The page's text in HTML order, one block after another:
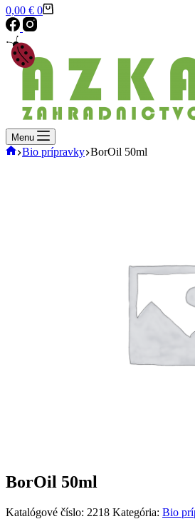
Shopping
cart
0,00 € 0
Menu
Domov
Bio prípravky BorOil 50ml
BorOil 50ml
Katalógové číslo: 2218 Kategória: Bio